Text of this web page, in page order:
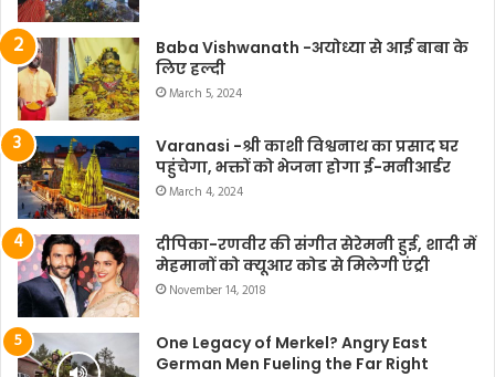
Baba Vishwanath -अयोध्या से आई बाबा के
लिए हल्दी
March 5, 2024
Varanasi -श्री काशी विश्वनाथ का प्रसाद घर
पहुंचेगा, भक्तों को भेजना होगा ई-मनीआर्डर
March 4, 2024
दीपिका-रणवीर की संगीत सेरेमनी हुई, शादी में
मेहमानों को क्यूआर कोड से मिलेगी एंट्री
November 14, 2018
One Legacy of Merkel? Angry East
German Men Fueling the Far Right